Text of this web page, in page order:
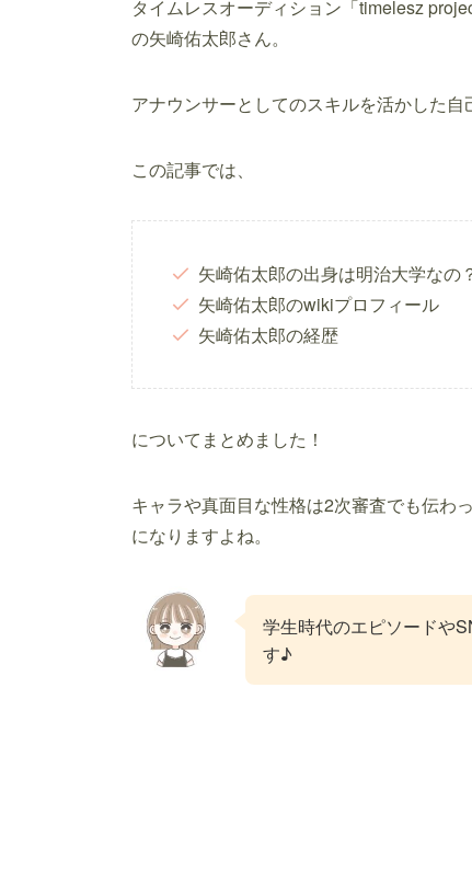
タイムレスオーディション「timelesz
の矢崎佑太郎さん。
アナウンサーとしてのスキルを活かした
この記事では、
矢崎佑太郎の出身は明治大学なの
矢崎佑太郎のwikiプロフィール
矢崎佑太郎の経歴
についてまとめました！
キャラや真面目な性格は2次審査でも伝わ
になりますよね。
学生時代のエピソードや
す♪